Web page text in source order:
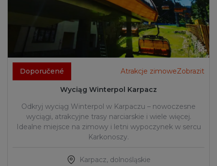
Doporučené Atrakcje zimoweZobrazit
Wyciąg Winterpol Karpacz
Odkryj wyciąg Winterpol w Karpaczu – nowoczesne
wyciągi, atrakcyjne trasy narciarskie i wiele więcej.
Idealne miejsce na zimowy i letni wypoczynek w sercu
Karkonoszy.
Karpacz, dolnośląskie